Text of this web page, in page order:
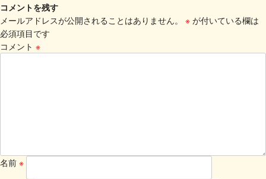
コメントを残す
メールアドレスが公開されることはありません。
※ が付いている欄は
必須項目です
コメント ※
名前 ※